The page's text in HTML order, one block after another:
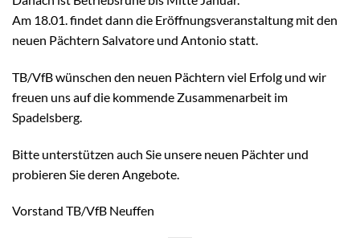
Am 18.01. findet dann die Eröffnungsveranstaltung mit den
neuen Pächtern Salvatore und Antonio statt.
TB/VfB wünschen den neuen Pächtern viel Erfolg und wir
freuen uns auf die kommende Zusammenarbeit im
Spadelsberg.
Bitte unterstützen auch Sie unsere neuen Pächter und
probieren Sie deren Angebote.
Vorstand TB/VfB Neuffen